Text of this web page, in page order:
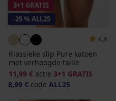
3+1 GRATIS
-25 % ALL25
4,8
Klassieke slip Pure katoen
met verhoogde taille
11,99 € actie 3+1 GRATIS
8,99 € code ALL25